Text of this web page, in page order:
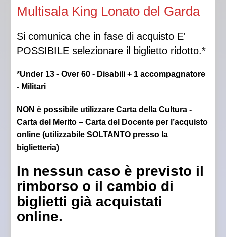
luci spente, non sarà garantito il posto scelto.
Multisala King Lonato del Garda
Si comunica che in fase di acquisto E'
POSSIBILE selezionare il biglietto ridotto.*
*Under 13 - Over 60 - Disabili + 1 accompagnatore
- Militari
NON è possibile utilizzare Carta della Cultura -
Carta del Merito – Carta del Docente per l’acquisto
online (utilizzabile SOLTANTO presso la
biglietteria)
In nessun caso è previsto il
rimborso o il cambio di
biglietti già acquistati
online.